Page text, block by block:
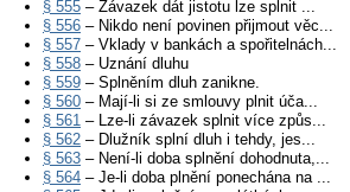
§ 555 – Závazek dát jistotu lze splnit ...
§ 556 – Nikdo není povinen přijmout věc...
§ 557 – Vklady v bankách a spořitelnách...
§ 558 – Uznání dluhu
§ 559 – Splněním dluh zanikne.
§ 560 – Mají-li si ze smlouvy plnit úča...
§ 561 – Lze-li závazek splnit více způs...
§ 562 – Dlužník splní dluh i tehdy, jes...
§ 563 – Není-li doba splnění dohodnuta,...
§ 564 – Je-li doba plnění ponechána na ...